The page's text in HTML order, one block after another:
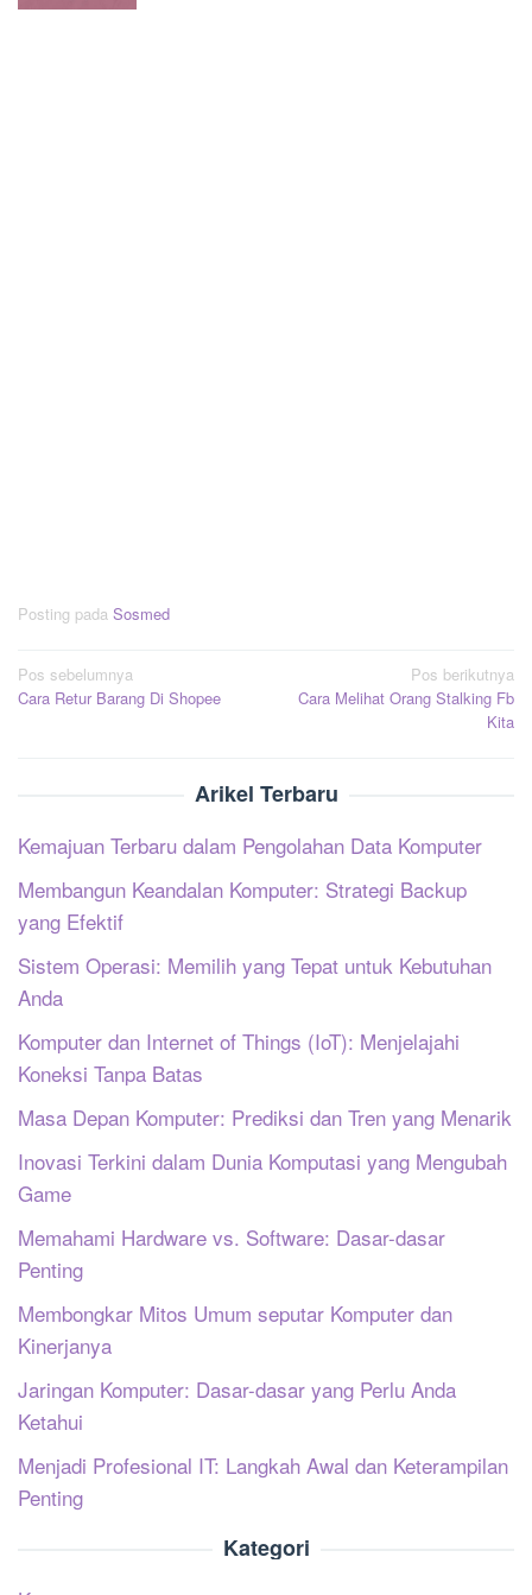
Posting pada Sosmed
Navigasi
pos
Pos sebelumnya
Cara Retur Barang Di Shopee
Pos berikutnya
Cara Melihat Orang Stalking Fb
Kita
Arikel Terbaru
Kemajuan Terbaru dalam Pengolahan Data Komputer
Membangun Keandalan Komputer: Strategi Backup
yang Efektif
Sistem Operasi: Memilih yang Tepat untuk Kebutuhan
Anda
Komputer dan Internet of Things (IoT): Menjelajahi
Koneksi Tanpa Batas
Masa Depan Komputer: Prediksi dan Tren yang Menarik
Inovasi Terkini dalam Dunia Komputasi yang Mengubah
Game
Memahami Hardware vs. Software: Dasar-dasar
Penting
Membongkar Mitos Umum seputar Komputer dan
Kinerjanya
Jaringan Komputer: Dasar-dasar yang Perlu Anda
Ketahui
Menjadi Profesional IT: Langkah Awal dan Keterampilan
Penting
Kategori